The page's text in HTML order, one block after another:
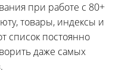
при работе с 80+
товары, индексы и
список постоянно
даже самых